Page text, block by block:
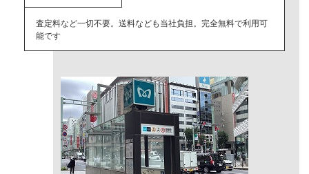
査定料など一切不要。送料なども当社負担。完全無料で利用可
能です